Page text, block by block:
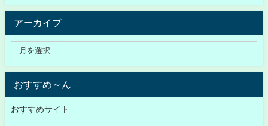
アーカイブ
おすすめ～ん
おすすめサイト